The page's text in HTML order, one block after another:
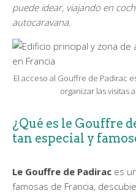
puede idear, viajando en
autocaravana.
El acceso al Gouffre de Padirac
organizar las visitas
¿Qué es le Gouffre
tan especial y
Le Gouffre de Padirac es
famosas de Francia,